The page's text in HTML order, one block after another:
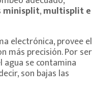
minisplit,multisplite
electrónica, provee el
más precisión. Por ser
se contamina
son bajas las